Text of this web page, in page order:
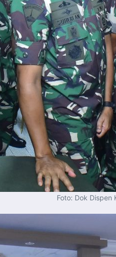
Foto: Dok Dispen